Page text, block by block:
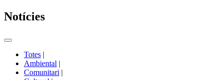
Notícies
Commutador
portals
Totes |
Ambiental |
Comunitari |